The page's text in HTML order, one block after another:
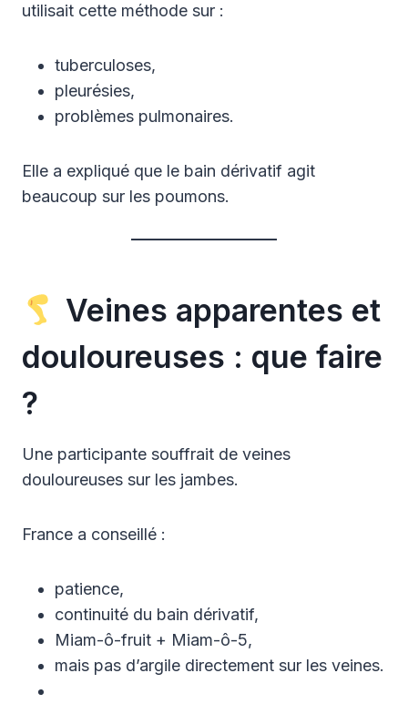
utilisait cette méthode sur :
tuberculoses,
pleurésies,
problèmes pulmonaires.
Elle a expliqué que le bain dérivatif agit
beaucoup sur les poumons.
Veines apparentes et
douloureuses : que faire
?
Une participante souffrait de veines
douloureuses sur les jambes.
France a conseillé :
patience,
continuité du bain dérivatif,
Miam-ô-fruit + Miam-ô-5,
mais pas d’argile directement sur les veines.